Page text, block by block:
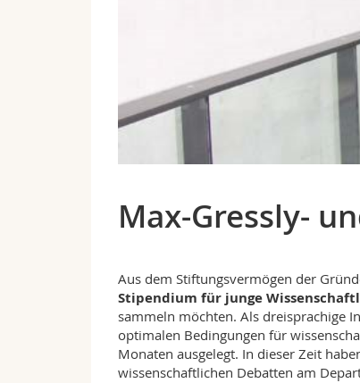
Max-Gressly-
Aus dem Stiftungsvermögen der
Stipendium für junge
sammeln möchten. Als dreisprachige
optimalen Bedingungen für
Monaten ausgelegt. In dieser Zeit
wissenschaftlichen Debatten am